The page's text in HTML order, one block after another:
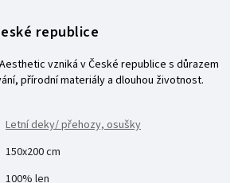
republice
vzniká v České republice s důrazem
přírodní materiály a dlouhou životnost.
Letní deky/ přehozy, osušky
150x200 cm
100% len